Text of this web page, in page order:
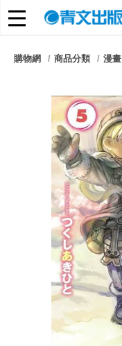
朋友們，提高警覺！
購物網 商品分類 漫畫